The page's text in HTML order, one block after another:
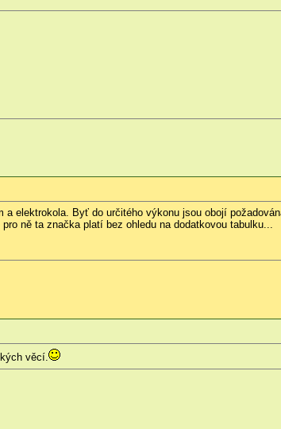
a elektrokola. Byť do určitého výkonu jsou obojí
ně ta značka platí bez ohledu na dodatkovou tabulku...
věcí.